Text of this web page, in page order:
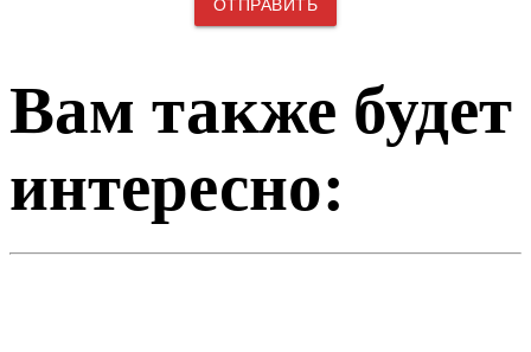
Вам также будет
интересно: